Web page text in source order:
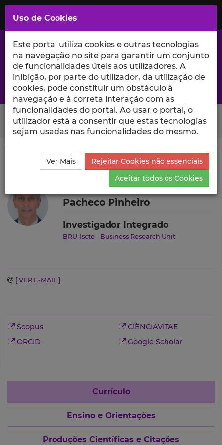
Saltar
para
Conteúdo
Principal
A excelência da investigação e ciência no Iscte
Search Button
Ciência_Iscte Autores
Carlos Manuel da Silva
Pacheco Pinheiro
Currículo
Carlos Manuel da Silva
Pacheco Pinheiro
Investigador Integrado
BRU-Iscte - Business Research Unit
[ VER E-MAIL ]
Scopus
CIÊNCIAVITAE
ORCID
Google Scholar
Currículo
Ensino e Orientações
Produções Científicas e Citações
Uso de Cookies
Este portal utiliza cookies e outras tecnologias
na navegação no site para garantir um conjunto
de funcionalidades úteis aos utilizadores. A
inibição, por parte do utilizador, da utilização de
cookies, pode constituir um obstáculo à
navegação e à correta interação com as
funcionalidades do portal. Ao usar o portal, o
utilizador está a consentir que estas tecnologias
sejam usadas nas funcionalidades do mesmo.
Ver Mais
Rejeitar Cookies não essenciais
Aceitar todos os Cookies